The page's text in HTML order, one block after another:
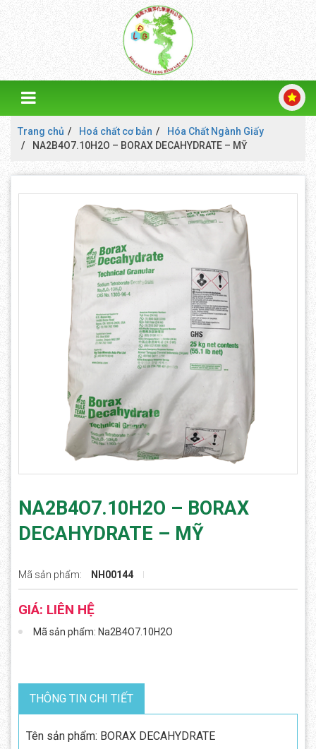
Trang chủ Hoá chất cơ bản
Hóa Chất Ngành Giấy
NA2B4O7.10H2O – BORAX DECAHYDRATE – MỸ
NA2B4O7.10H2O – BORAX
DECAHYDRATE – MỸ
Mã sản phẩm: NH00144
GIÁ: LIÊN HỆ
Mã sản phẩm: Na2B4O7.10H2O
THÔNG TIN CHI TIẾT
Tên sản phẩm: BORAX DECAHYDRATE